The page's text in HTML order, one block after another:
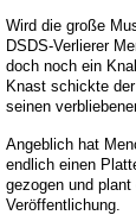
Wird die große
DSDS-Verlierer
doch noch ein
Knast schickte
seinen
Angeblich hat
endlich einen
gezogen und
Veröffentlichung.